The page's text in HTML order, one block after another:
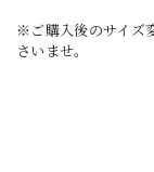
※ご購入後のサイズ
さいませ。